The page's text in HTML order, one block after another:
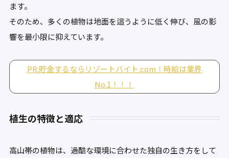
ます。
そのため、多くの植物は地面を這うように低く伸び、風の影
響を最小限に抑えています。
PR:貯金するならリゾートバイト.com！時給は業界
No.1！！！
植生の特徴と適応
高山帯の植物は、過酷な環境に合わせた独自の生き方をして